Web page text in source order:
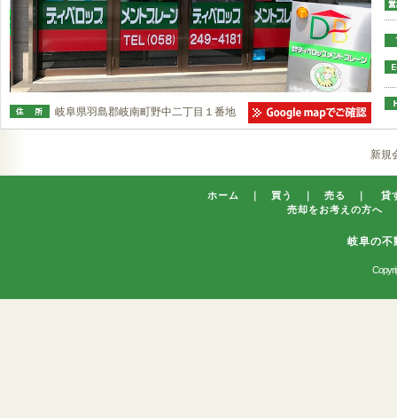
岐阜県羽島郡岐南町野中二丁目１番地
新規
ホーム ｜ 買う ｜ 売る ｜
貸
売却をお考えの方へ
岐阜の不